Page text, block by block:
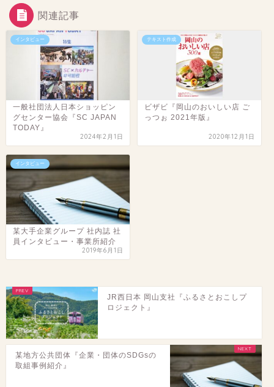
関連記事
インタビュー
一般社団法人日本ショッピン
グセンター協会『SC JAPAN
TODAY』
2024年2月1日
テキスト作成
ビザビ『岡山のおいしい店 ご
っつぉ 2021年版』
2020年12月1日
インタビュー
某大手企業グループ 社内誌 社
員インタビュー・事業所紹介
2019年6月1日
JR西日本 岡山支社『ふるさとおこしプ
ロジェクト』
某地方公共団体『企業・団体のSDGsの
取組事例紹介』